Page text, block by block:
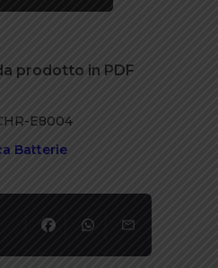
prodotto in PDF
E8004
Batterie